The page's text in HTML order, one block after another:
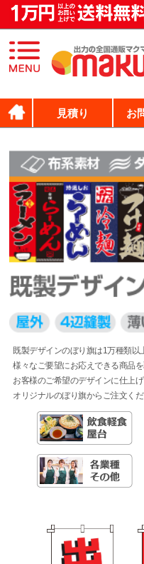
見積り お
既製デザインのぼり旗は1万種類
様々なご要望にお応えできる商品を
お客様のご希望のデザインに仕上
オリジナルのぼり旗からご注文くだ